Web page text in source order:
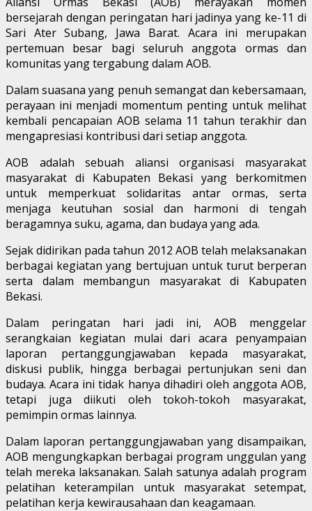
bersejarah dengan peringatan hari jadinya yang ke-11 di
Sari Ater Subang, Jawa Barat. Acara ini merupakan
pertemuan besar bagi seluruh anggota ormas dan
komunitas yang tergabung dalam AOB.
Dalam suasana yang penuh semangat dan kebersamaan,
perayaan ini menjadi momentum penting untuk melihat
kembali pencapaian AOB selama 11 tahun terakhir dan
mengapresiasi kontribusi dari setiap anggota.
AOB adalah sebuah aliansi organisasi masyarakat
masyarakat di Kabupaten Bekasi yang berkomitmen
untuk memperkuat solidaritas antar ormas, serta
menjaga keutuhan sosial dan harmoni di tengah
beragamnya suku, agama, dan budaya yang ada.
Sejak didirikan pada tahun 2012 AOB telah melaksanakan
berbagai kegiatan yang bertujuan untuk turut berperan
serta dalam membangun masyarakat di Kabupaten
Bekasi.
Dalam peringatan hari jadi ini, AOB menggelar
serangkaian kegiatan mulai dari acara penyampaian
laporan pertanggungjawaban kepada masyarakat,
diskusi publik, hingga berbagai pertunjukan seni dan
budaya. Acara ini tidak hanya dihadiri oleh anggota AOB,
tetapi juga diikuti oleh tokoh-tokoh masyarakat,
pemimpin ormas lainnya.
Dalam laporan pertanggungjawaban yang disampaikan,
AOB mengungkapkan berbagai program unggulan yang
telah mereka laksanakan. Salah satunya adalah program
pelatihan keterampilan untuk masyarakat setempat,
pelatihan kerja kewirausahaan dan keagamaan.